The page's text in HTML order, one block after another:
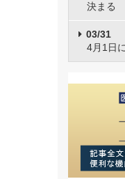
決まる
03/31
4月1日